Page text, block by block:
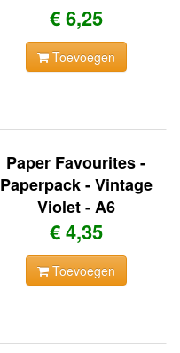
€ 6,25
Toevoegen
Paper Favourites -
Paperpack - Vintage
Violet - A6
€ 4,35
Toevoegen